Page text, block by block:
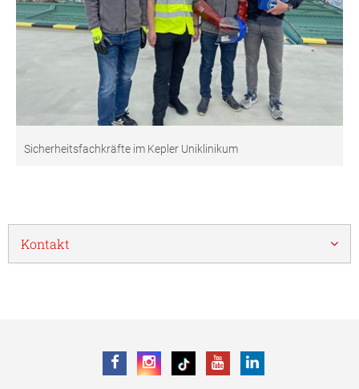
Sicherheitsfachkräfte im Kepler Uniklinikum
Kontakt